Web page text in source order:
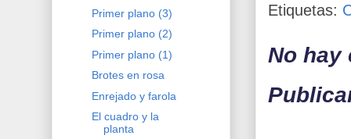
Etiquetas:
No hay
Primer plano (3)
Primer plano (2)
Primer plano (1)
Brotes en rosa
Enrejado y farola
El cuadro y la
planta